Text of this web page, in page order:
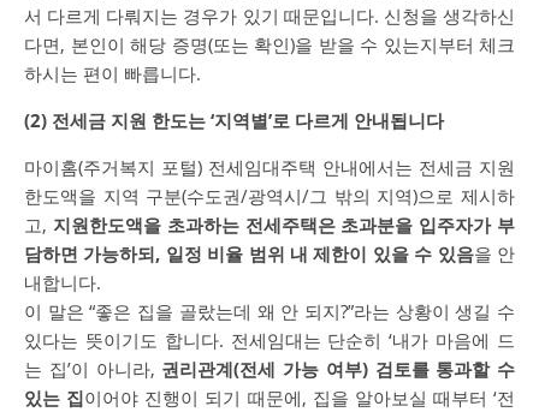
서 다르게 다뤄지는 경우가 있기 때문입니다. 신청을 생각하신
다면, 본인이 해당 증명(또는 확인)을 받을 수 있는지부터 체크
하시는 편이 빠릅니다.
(2) 전세금 지원 한도는 ‘지역별’로 다르게 안내됩니다
마이홈(주거복지 포털) 전세임대주택 안내에서는 전세금 지원
한도액을 지역 구분(수도권/광역시/그 밖의 지역)으로 제시하
고, 지원한도액을 초과하는 전세주택은 초과분을 입주자가 부
담하면 가능하되, 일정 비율 범위 내 제한이 있을 수 있음을 안
내합니다.
이 말은 “좋은 집을 골랐는데 왜 안 되지?”라는 상황이 생길 수
있다는 뜻이기도 합니다. 전세임대는 단순히 ‘내가 마음에 드
는 집’이 아니라, 권리관계(전세 가능 여부) 검토를 통과할 수
있는 집이어야 진행이 되기 때문에, 집을 알아보실 때부터 ‘전